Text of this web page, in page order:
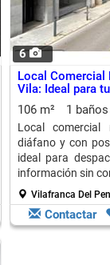
6
Local Comercial
Vila: Ideal para
106 m²
1 baños
Local comercial
diáfano y con
ideal para
información sin
Vilafranca Del
Contactar